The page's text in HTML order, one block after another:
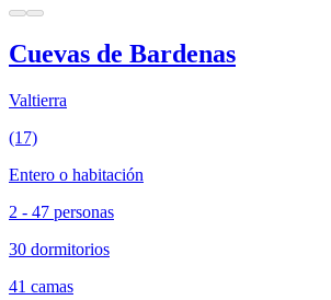
Cuevas de Bardenas
Valtierra
(17)
Entero o habitación
2 - 47 personas
30 dormitorios
41 camas